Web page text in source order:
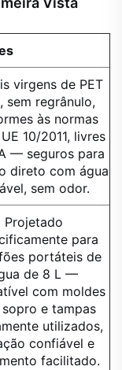
virgens de PET
sem regrânulo,
às normas
10/2011, livres
— seguros para
direto com água
sem odor.
Projetado
para
portáteis de
de 8 L —
com moldes
sopro e tampas
utilizados,
confiável e
facilitado.